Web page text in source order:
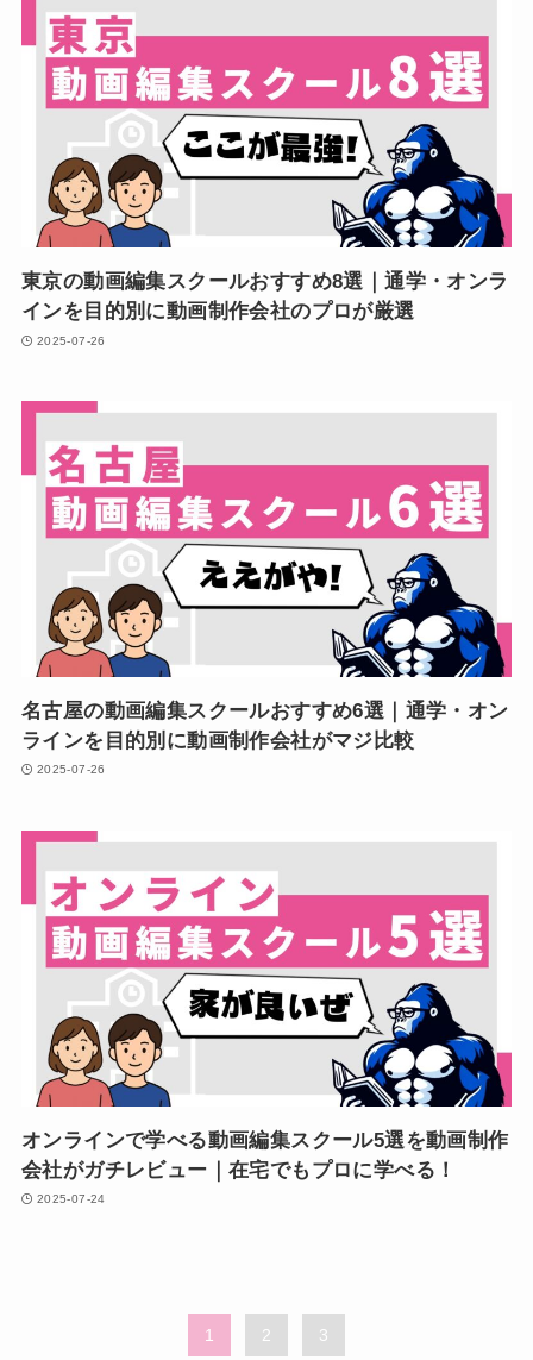
東京の動画編集スクールおすすめ8選｜通学・オンラ
インを目的別に動画制作会社のプロが厳選
2025-07-26
名古屋の動画編集スクールおすすめ6選｜通学・オン
ラインを目的別に動画制作会社がマジ比較
2025-07-26
オンラインで学べる動画編集スクール5選を動画制作
会社がガチレビュー｜在宅でもプロに学べる！
2025-07-24
1 2 3